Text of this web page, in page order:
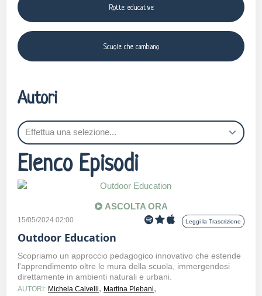
Rotte educative
Scuole che cambiano
Autori
Elenco Episodi
ASCOLTA ORA
15/05/2024 02:00 Leggi la Trascrizione
Outdoor Education
Scopriamo un approccio pedagogico innovativo che estende
l'apprendimento oltre le mura della scuola, immergendosi
direttamente in ambienti naturali e urbani.
AUTORI: Michela Calvelli, Martina Plebani,